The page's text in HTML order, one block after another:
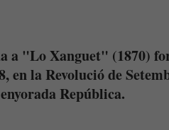
a "Lo Xanguet" (1870)
en la Revolució de
República.